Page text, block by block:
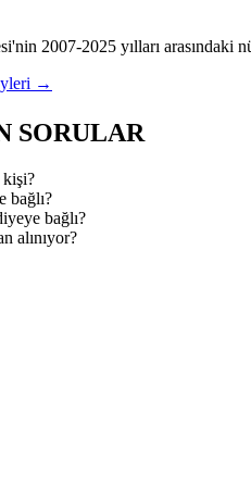
2007-2025 yılları arasındaki
→
SORULAR
kişi?
bağlı?
bağlı?
alınıyor?